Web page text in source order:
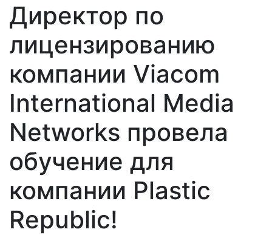
Директор по
лицензированию
компании Viacom
International Media
Networks провела
обучение для
компании Plastic
Republic!